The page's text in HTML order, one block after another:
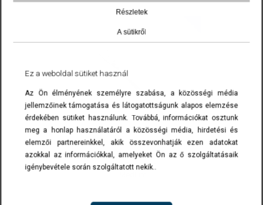
Mini
Préselhető szemes terminál
Mini (Ø 3-6 mm)
Részletek
A sütikről
Ez a weboldal sütiket használ
Az Ön élményének személyre szabása, a közösségi média
jellemzőinek támogatása és látogatottságunk alapos elemzése
érdekében sütiket használunk. Továbbá, információkat osztunk
meg a honlap használatáról a közösségi média, hirdetési és
elemzői partnereinkkel, akik összevonhatják ezen adatokat
azokkal az információkkal, amelyeket Ön az ő szolgáltatásaik
igénybevétele során szolgáltatott nekik..